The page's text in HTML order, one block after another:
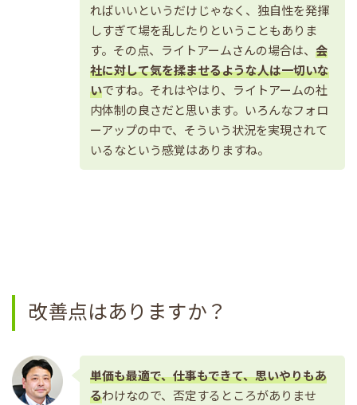
ればいいというだけじゃなく、独自性を発揮
しすぎて場を乱したりということもありま
す。その点、ライトアームさんの場合は、 会
社に対して気を揉ませるような人は一切いな
いですね。それはやはり、ライトアームの社
内体制の良さだと思います。いろんなフォロ
ーアップの中で、そういう状況を実現されて
いるなという感覚はありますね。
改善点はありますか？
単価も最適で、仕事もできて、思いやりもあ
るわけなので、否定するところがありませ